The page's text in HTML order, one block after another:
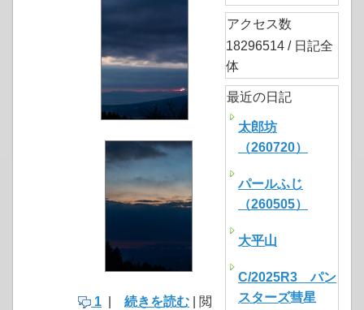
1 続きを読む | 閲
アクセス数
18296514 / 日記全
体
最近の日記
太郎坊
（260720）
パールふじ
（260505）
大平山
C/2025R3 パン
スターズ彗星